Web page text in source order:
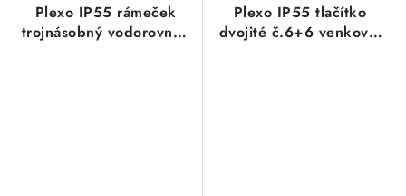
Plexo IP55 rámeček
trojnásobný vodorovný i
Plexo IP55 tlačítko
dvojité č.6+6 venkovní